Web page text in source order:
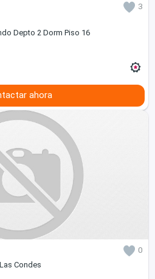
3
Depto 2 Dorm Piso 16
ahora
0
Condes